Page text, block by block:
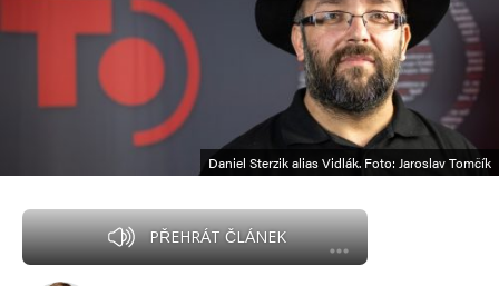
Daniel Sterzik alias Vidlák. Foto: Jaroslav Tomčík
PŘEHRÁT ČLÁNEK